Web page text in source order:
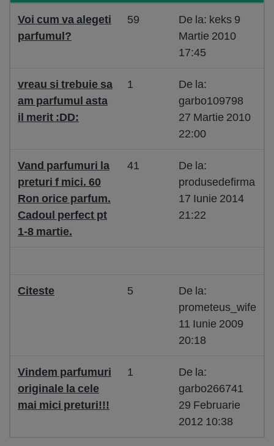
Voi cum va alegeti
parfumul?
59
De la: keks 9
Martie 2010
17:45
vreau si trebuie sa
am parfumul asta
il merit :DD:
1
De la:
garbo109798
27 Martie 2010
22:00
Vand parfumuri la
preturi f mici. 60
Ron orice parfum.
Cadoul perfect pt
1-8 martie.
41
De la:
produsedefirma
17 Iunie 2014
21:22
Citeste 5
De la:
prometeus_wife
11 Iunie 2009
20:18
Vindem parfumuri
originale la cele
mai mici preturi!!!
1
De la:
garbo266741
29 Februarie
2012 10:38